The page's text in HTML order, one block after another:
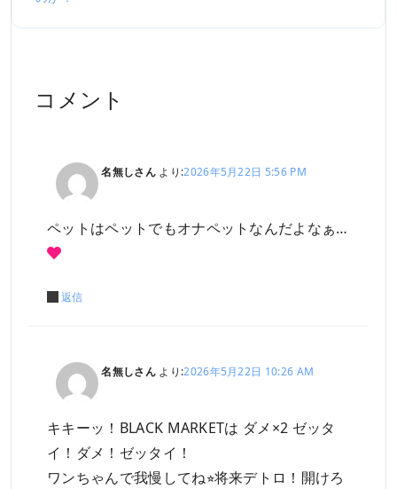
コメント
名無しさん より:2026年5月22日 5:56 PM
ペットはペットでもオナペットなんだよなぁ…
返信
名無しさん より:2026年5月22日 10:26 AM
キキーッ！BLACK MARKETは ダメ×2 ゼッタ
イ！ダメ！ゼッタイ！
ワンちゃんで我慢してね⭐︎将来デトロ！開けろ